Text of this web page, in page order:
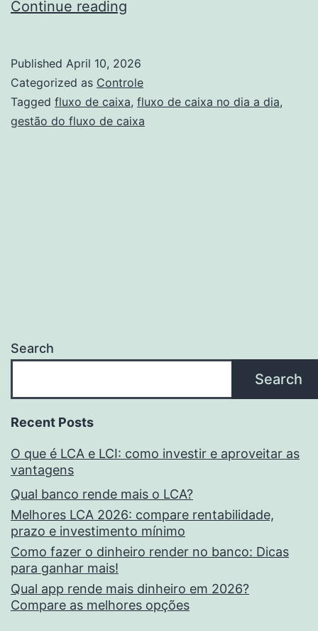
Continue reading
de
caixa
no
Published April 10, 2026
Categorized as Controle
Tagged fluxo de caixa, fluxo de caixa no dia a dia,
gestão do fluxo de caixa
Search
Search
Recent Posts
O que é LCA e LCI: como investir e aproveitar as
vantagens
Qual banco rende mais o LCA?
Melhores LCA 2026: compare rentabilidade,
prazo e investimento mínimo
Como fazer o dinheiro render no banco: Dicas
para ganhar mais!
Qual app rende mais dinheiro em 2026?
Compare as melhores opções